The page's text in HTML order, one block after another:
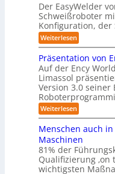
t
i
s
i
e
r
u
n
g
s
l
ö
s
u
n
e
o
-
K
m
e
r
a
s
y
s
t
e
m
o
m
e
n
t
s
e
n
s
o
r
f
ü
r
I
n
d
u
s
t
r
s
t
u
n
g
s
v
e
r
g
l
e
i
c
h
v
o
n
m
i
Der EasyWelder
Schweißroboter
Konfiguration,
Weiterlesen:
Z
w
e
i
-
S
t
a
t
i
o
n
e
n
-
S
Präsentation von
Auf der Ency
Limassol
Version 3.0 seiner
Weiterlesen:
P
ä
s
e
n
t
Menschen auch
Maschinen
81% der
Qualifizierung ‚on
wichtigsten